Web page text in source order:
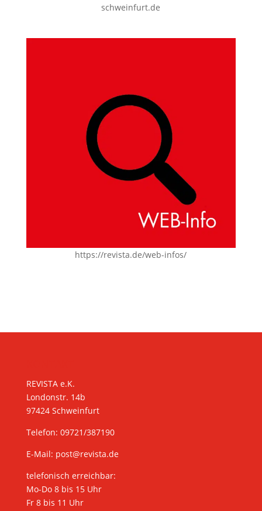
schweinfurt.de
https://revista.de/web-infos/
REVISTA e.K.
Londonstr. 14b
97424 Schweinfurt
Telefon: 09721/387190
E-Mail: post@revista.de
telefonisch erreichbar:
Mo-Do 8 bis 15 Uhr
Fr 8 bis 11 Uhr